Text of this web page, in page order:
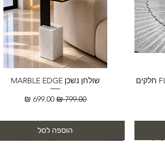
שולחן נשכן MARBLE EDGE
מחיר רגיל‏799.00 ‏₪ מחיר מבצע‏699.00 ‏₪
הוספה לסל